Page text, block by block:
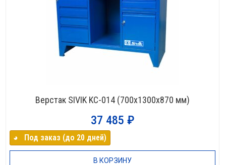
Верстак SIVIK KC-014 (700х1300х870 мм)
37 485 ₽
◕⠀Под заказ (до 20 дней)
В КОРЗИНУ